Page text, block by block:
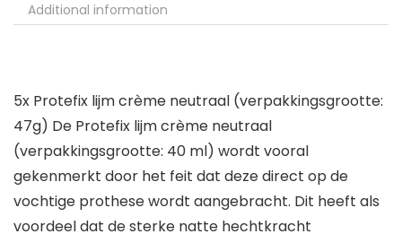
Additional information
5x Protefix lijm crème neutraal (verpakkingsgrootte:
47g) De Protefix lijm crème neutraal
(verpakkingsgrootte: 40 ml) wordt vooral
gekenmerkt door het feit dat deze direct op de
vochtige prothese wordt aangebracht. Dit heeft als
voordeel dat de sterke natte hechtkracht